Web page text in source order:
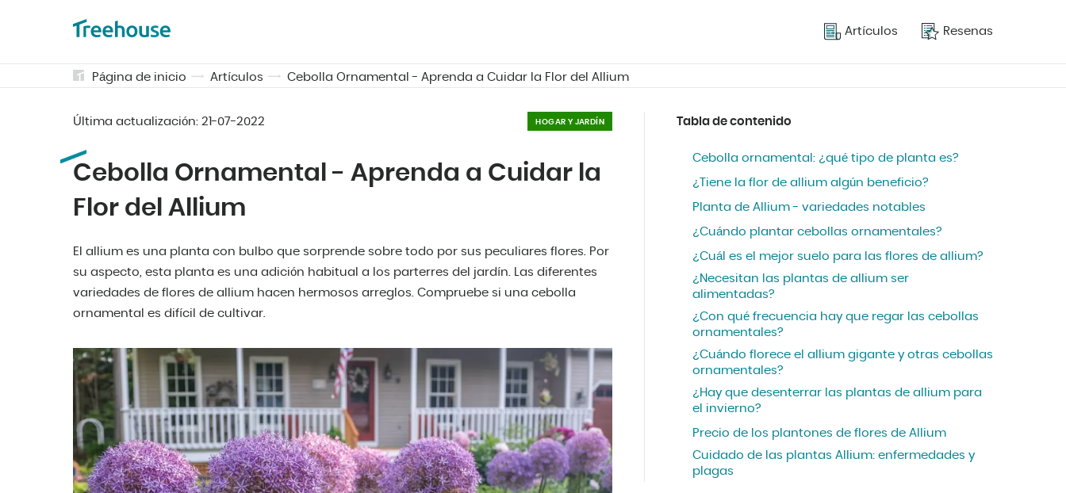
Artículos Resenas
Página de inicio Artículos Cebolla Ornamental - Aprenda a Cuidar la Flor del Allium
Última actualización: 21-07-2022 HOGAR Y JARDÍN
Cebolla Ornamental - Aprenda a Cuidar la
Flor del Allium
El allium es una planta con bulbo que sorprende sobre todo por sus peculiares flores. Por
su aspecto, esta planta es una adición habitual a los parterres del jardín. Las diferentes
variedades de flores de allium hacen hermosos arreglos. Compruebe si una cebolla
ornamental es difícil de cultivar.
Tabla de contenido
Cebolla ornamental: ¿qué tipo de planta es?
¿Tiene la flor de allium algún beneficio?
Planta de Allium - variedades notables
¿Cuándo plantar cebollas ornamentales?
¿Cuál es el mejor suelo para las flores de allium?
¿Necesitan las plantas de allium ser
alimentadas?
¿Con qué frecuencia hay que regar las cebollas
ornamentales?
¿Cuándo florece el allium gigante y otras cebollas
ornamentales?
¿Hay que desenterrar las plantas de allium para
el invierno?
Precio de los plantones de flores de Allium
Cuidado de las plantas Allium: enfermedades y
plagas